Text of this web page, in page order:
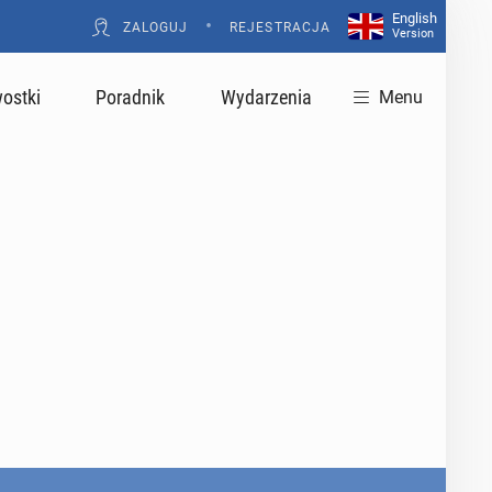
ZALOGUJ • REJESTRACJA
English
Version
Poradnik Wydarzenia Menu